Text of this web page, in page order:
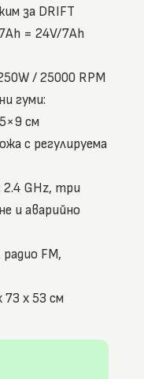
за DRIFT
= 24V/7Ah
/ 25000 RPM
гуми:
см
с регулируема
2.4 GHz, три
и аварийно
FM,
73 x 53 см